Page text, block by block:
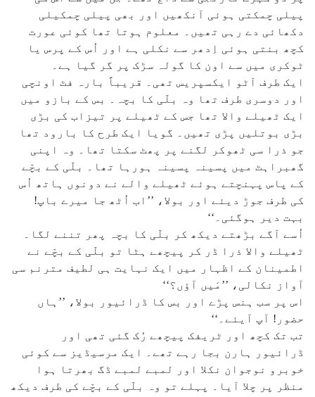
پیلی چمکتی ہوئی آنکھیں اور بھی پیلی چمکیلی
دکھائی دے رہی تھیں۔ معلوم ہوتا تھا کوئی عورت
کچھ بنتی ہوئی اِدھر سے نکلی ہے اور اُس کے پرس یا
ٹوکری میں سے اون کا گولہ سڑک پر گر گیا ہے۔
ایک طرف آٹو ایکسپریس تھی۔ قریباً بارہ فٹ اونچی
اور دوسری طرف تھا وہ بلّی کا بچہ۔ بس کے بازو میں
ایک ٹھیلے والا تھا جس کے ٹھیلے پر تیزاب کی بڑی
بڑی بوتلیں پڑی تھیں۔ گویا ایک طرح کا بارود تھا
جو ذرا سی ٹھوکر لگنے پر پھٹ سکتا تھا۔ وہ اپنی
گھبراہٹ میں پسینہ پسینہ ہورہا تھا۔ بلّی کے بچّے
کے پاس پہنچتے ہوئے ٹھیلے والے نے دونوں ہاتھ اُس
کی طرف جوڑ دیئے اور بولا، ’’اب اُٹھ جا میرے باپ!
بہت دیر ہوگئی۔‘‘
اُسے آگے بڑھتے دیکھ کر بلّی کا بچہ پھر تننے لگا۔
ٹھیلے والا ذرا ڈر کر پیچھے ہٹا تو بلّی کے بچّے نے
اطمینان کے اظہار میں ایک نہایت ہی لطیف مترنم سی
آواز نکالی، ’’مَیں آؤں؟‘‘
اس پر سب ہنس پڑے اور بس کا ڈرائیور بولا، ’’ہاں
حضور! آپ آیئے۔‘‘
تب تک کچھ اور ٹریفک پیچھے رُک گئی تھی اور
ڈرائیور ہارن بجا رہے تھے۔ ایک مرسیڈیز سے کوئی
خوبرو نوجوان نکلا اور لمبے لمبے ڈگ بھرتا ہوا
منظر پر چلا آیا۔ پہلے تو وہ بلّی کے بچّے کی طرف دیکھ